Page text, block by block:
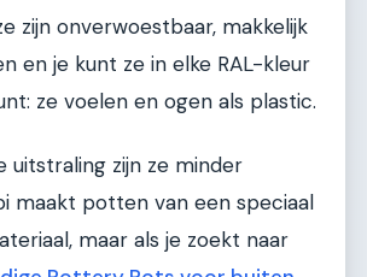
zijn onverwoestbaar, makkelijk
en je kunt ze in elke RAL-kleur
ze voelen en ogen als plastic.
uitstraling zijn ze minder
maakt potten van een speciaal
maar als je zoekt naar